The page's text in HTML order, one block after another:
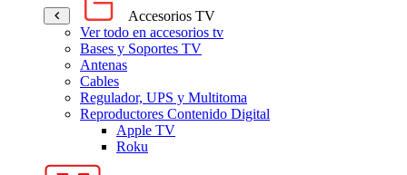
Accesorios TV
Ver todo en accesorios tv
Bases y Soportes TV
Antenas
Cables
Regulador, UPS y Multitoma
Reproductores Contenido Digital
Apple TV
Roku